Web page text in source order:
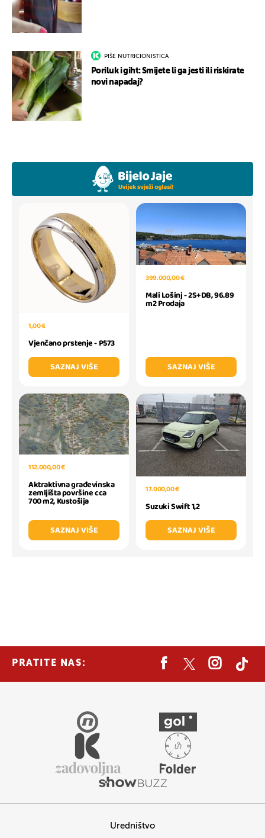
PIŠE NUTRICIONISTICA
Poriluk i giht: Smijete li ga jesti ili riskirate
novi napadaj?
1,00 €
Vjenčano prstenje - P573
SAZNAJ VIŠE
399.000,00 €
Mali Lošinj - 2S+DB, 96.89
m2 Prodaja
SAZNAJ VIŠE
112.000,00 €
Aktraktivna građevinska
zemljišta površine cca
700 m2, Kustošija
SAZNAJ VIŠE
17.000,00 €
Suzuki Swift 1,2
SAZNAJ VIŠE
PRATITE NAS:
Uredništvo